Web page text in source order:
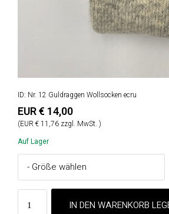
ID: Nr. 12 Guldraggen Wollsocken ecru
EUR € 14,00
(EUR € 11,76 zzgl. MwSt. )
Auf Lager